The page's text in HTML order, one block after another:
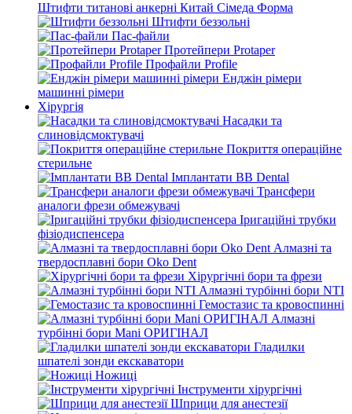
Штифти титанові анкерні Китай Сімеда Форма
Штифти беззольні
Пас-файли
Протейпери Protaper
Профайли Profile
Енджін рімери
машинні рімери
Хірургія
Насадки та
слиновідсмоктувачі
Покриття операційне
стерильне
Імплантати BB Dental
Трансфери
аналоги фрези обмежувачі
Іригаційні трубки
фізіодиспенсера
Алмазні та
твердосплавні бори Oko Dent
Хірургічні бори та фрези
Алмазні турбінні бори NTI
Гемостазис та кровоспинні
Алмазні
турбінні бори Mani ОРИГІНАЛ
Гладилки
шпателі зонди екскаватори
Ножиці
Інструменти хірургічні
Шприци для анестезії